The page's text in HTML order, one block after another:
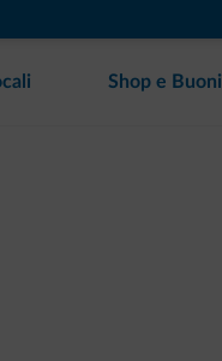
Shop e Buoni